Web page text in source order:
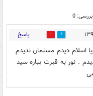
بررسی: 0
0 پاسخ
اسلام دیدم مسلمان ندیدم
. نور به قبرت بباره سید